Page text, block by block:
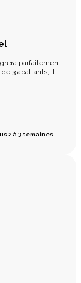
parfaitement
3 abattants, il
2 à 3 semaines